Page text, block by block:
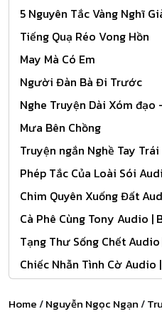
5 Nguyên Tắc Vàng Nghĩ
Tiếng Quạ Réo Vong Hồn
May Mà Có Em
Người Đàn Bà Đi Trước
Nghe Truyện Dài Xóm đạo
Mưa Bên Chồng
Truyện ngắn Nghề Tay Trái
Phép Tắc Của Loài Sói
Chim Quyên Xuống Đất
Cà Phê Cùng Tony Audio |
Tạng Thư Sống Chết Audio
Chiếc Nhẫn Tình Cờ Audio
Home/Nguyễn Ngọc Ngạn/